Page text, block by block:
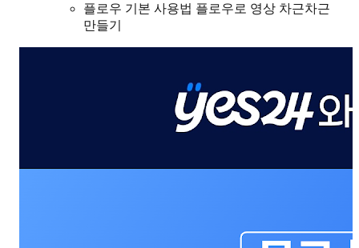
플로우 기본 사용법 플로우로 영상 차근차근
만들기